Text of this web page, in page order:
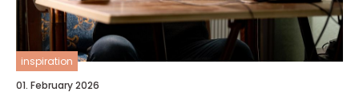
inspiration
01. February 2026